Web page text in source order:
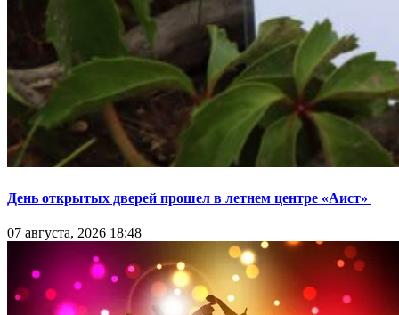
День открытых дверей прошел в летнем центре «Аист»
07 августа, 2026 18:48